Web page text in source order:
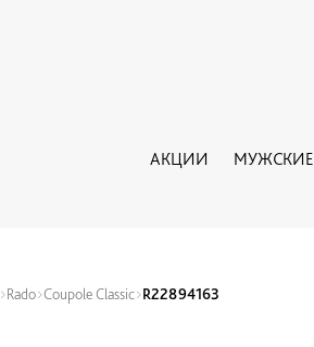
АКЦИИ МУЖСКИЕ
Rado Coupole Classic R22894163